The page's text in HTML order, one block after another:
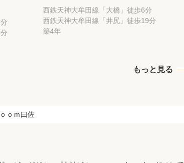
西鉄天神大牟田線「大橋」徒歩6分
西鉄天神大牟田線「井尻」徒歩19分
築4年
もっと見る
ｏｍ曰佐